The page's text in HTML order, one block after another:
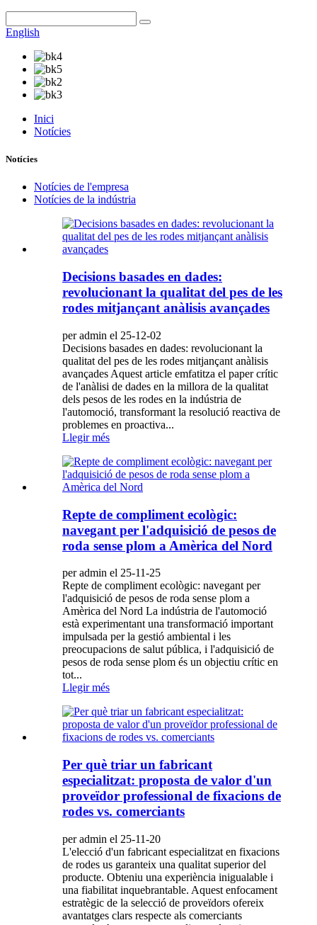
English
Inici
Notícies
Notícies
Notícies de l'empresa
Notícies de la indústria
Decisions basades en dades:
revolucionant la qualitat del pes de les
rodes mitjançant anàlisis avançades
per admin el 25-12-02
Decisions basades en dades: revolucionant la
qualitat del pes de les rodes mitjançant anàlisis
avançades Aquest article emfatitza el paper crític
de l'anàlisi de dades en la millora de la qualitat
dels pesos de les rodes en la indústria de
l'automoció, transformant la resolució reactiva de
problemes en proactiva...
Llegir més
Repte de compliment ecològic:
navegant per l'adquisició de pesos de
roda sense plom a Amèrica del Nord
per admin el 25-11-25
Repte de compliment ecològic: navegant per
l'adquisició de pesos de roda sense plom a
Amèrica del Nord La indústria de l'automoció
està experimentant una transformació important
impulsada per la gestió ambiental i les
preocupacions de salut pública, i l'adquisició de
pesos de roda sense plom és un objectiu crític en
tot...
Llegir més
Per què triar un fabricant
especialitzat: proposta de valor d'un
proveïdor professional de fixacions de
rodes vs. comerciants
per admin el 25-11-20
L'elecció d'un fabricant especialitzat en fixacions
de rodes us garanteix una qualitat superior del
producte. Obteniu una experiència inigualable i
una fiabilitat inquebrantable. Aquest enfocament
estratègic de la selecció de proveïdors ofereix
avantatges clars respecte als comerciants